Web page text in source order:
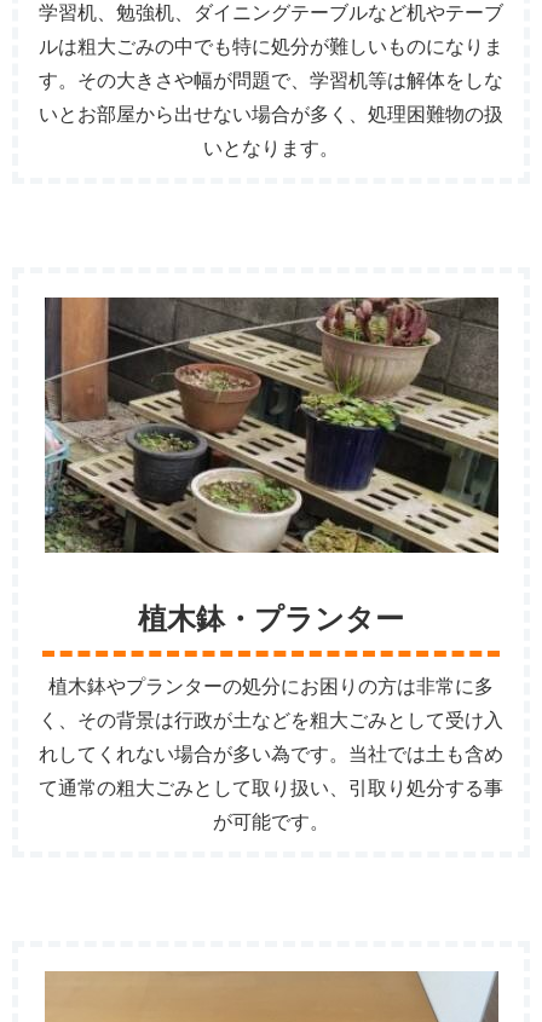
学習机、勉強机、ダイニングテーブルなど机やテーブ
ルは粗大ごみの中でも特に処分が難しいものになりま
す。その大きさや幅が問題で、学習机等は解体をしな
いとお部屋から出せない場合が多く、処理困難物の扱
いとなります。
植木鉢・プランター
植木鉢やプランターの処分にお困りの方は非常に多
く、その背景は行政が土などを粗大ごみとして受け入
れしてくれない場合が多い為です。当社では土も含め
て通常の粗大ごみとして取り扱い、引取り処分する事
が可能です。